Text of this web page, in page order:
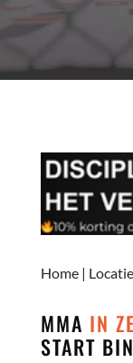
Home|
MMA IN
START